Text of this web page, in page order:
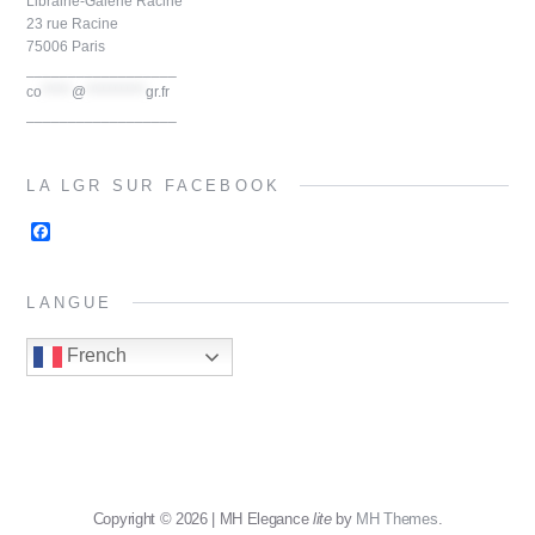
k s
t
23 rue Racine
75006 Paris
co
@ **********gr.fr
LA LGR SUR FACEBOOK
b
o
k
LANGUE
French
Copyright © 2026 | MH Elegance liteby MH Themes.